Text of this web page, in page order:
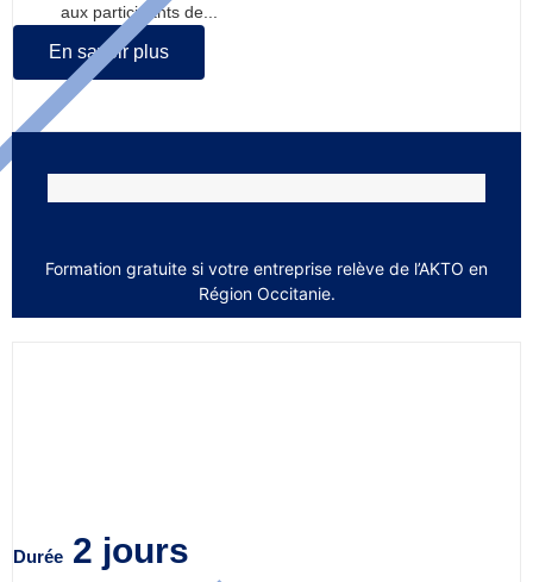
aux participants de...
En savoir plus
Formation gratuite si votre entreprise relève de l’AKTO en
Région Occitanie.
Durée 2 jours